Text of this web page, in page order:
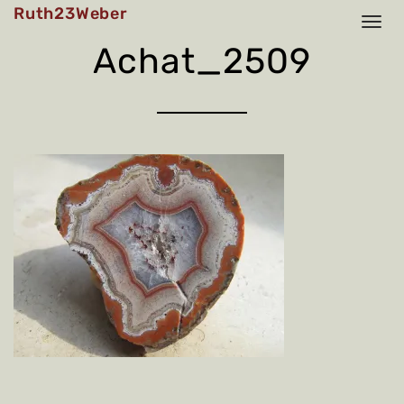
SkipRuth23Weber
Achat_2509